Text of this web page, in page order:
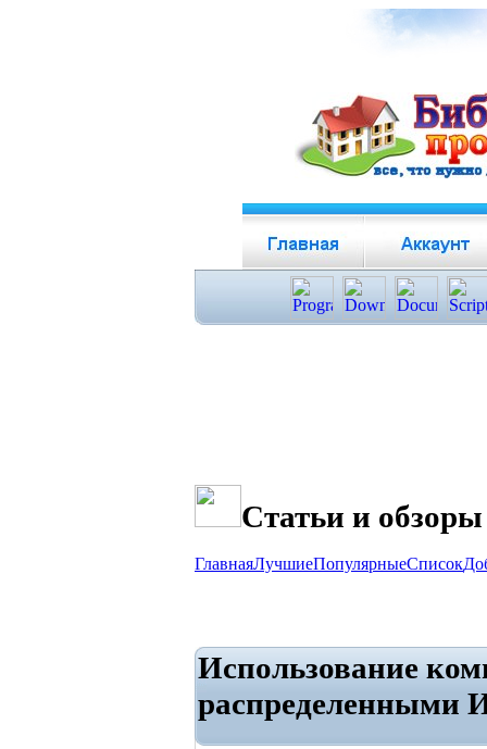
Статьи и обзоры
ГлавнаяЛучшиеПопулярныеСписок
Использование
распределенными